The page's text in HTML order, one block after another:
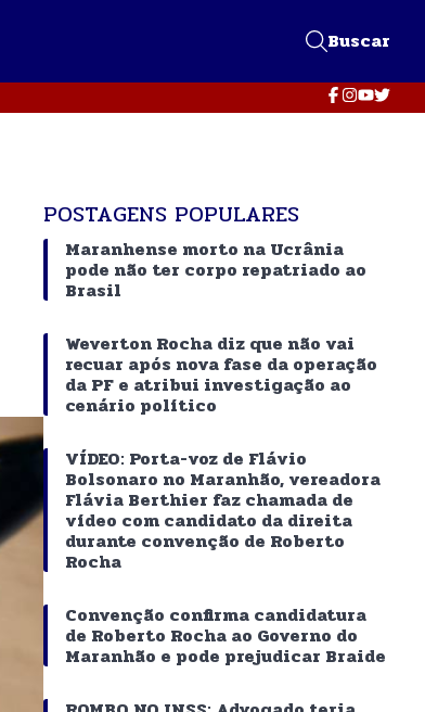
Buscar
POSTAGENS POPULARES
Maranhense morto na Ucrânia
pode não ter corpo repatriado ao
Brasil
Weverton Rocha diz que não vai
recuar após nova fase da operação
da PF e atribui investigação ao
cenário político
VÍDEO: Porta-voz de Flávio
Bolsonaro no Maranhão, vereadora
Flávia Berthier faz chamada de
vídeo com candidato da direita
durante convenção de Roberto
Rocha
Convenção confirma candidatura
de Roberto Rocha ao Governo do
Maranhão e pode prejudicar Braide